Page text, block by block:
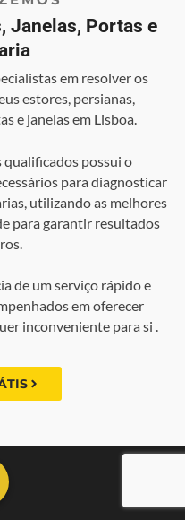
Janelas, Portas e
em resolver os
estores, persianas,
e janelas em Lisboa.
qualificados possui o
para diagnosticar
utilizando as melhores
para garantir resultados
de um serviço rápido e
em oferecer
inconveniente para si .
ajudar?